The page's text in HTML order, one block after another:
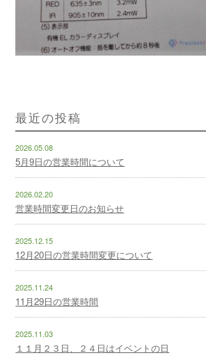
最近の投稿
2026.05.08
5月9日の営業時間について
2026.02.20
営業時間変更日のお知らせ
2025.12.15
12月20日の営業時間変更について
2025.11.24
11月29日の営業時間
2025.11.03
１１月２３日、２４日はイベントの日